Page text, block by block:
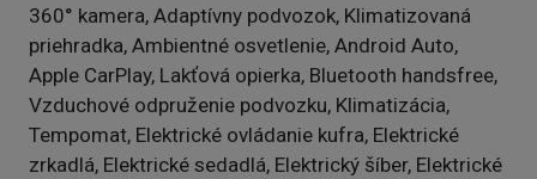
360° kamera, Adaptívny podvozok, Klimatizovaná
priehradka, Ambientné osvetlenie, Android Auto,
Apple CarPlay, Lakťová opierka, Bluetooth handsfree,
Vzduchové odpruženie podvozku, Klimatizácia,
Tempomat, Elektrické ovládanie kufra, Elektrické
zrkadlá, Elektrické sedadlá, Elektrický šíber, Elektrické